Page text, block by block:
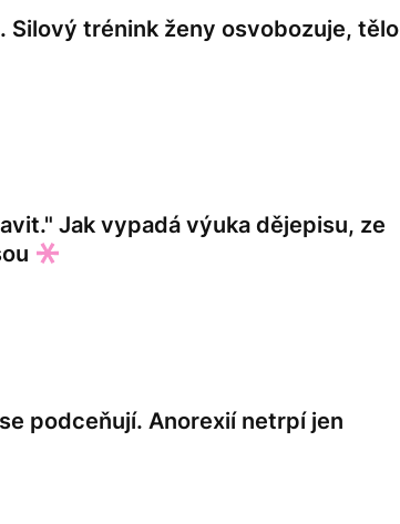
Silový trénink ženy osvobozuje, tělo
Jak vypadá výuka dějepisu, ze
podceňují. Anorexií netrpí jen